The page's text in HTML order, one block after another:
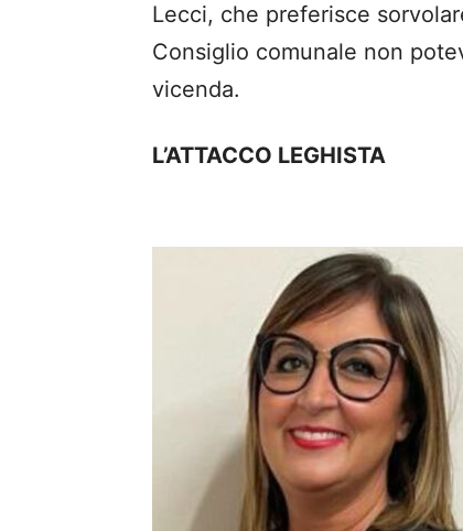
Lecci, che preferisce
Consiglio comunale non
vicenda.
L’ATTACCO LEGHISTA